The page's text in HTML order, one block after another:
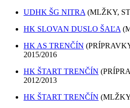
UDHK ŠG NITRA (MLŽKY,
HK SLOVAN DUSLO ŠAĽA
HK AS TRENČÍN
2015/2016
HK ŠTART TRENČÍN
2012/2013
HK ŠTART TRENČÍN